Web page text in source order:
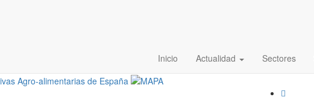
Inicio Actualidad Sectores
AMCAE. Valladolid
Valladolid